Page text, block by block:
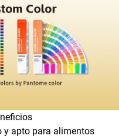
y apto para alimentos